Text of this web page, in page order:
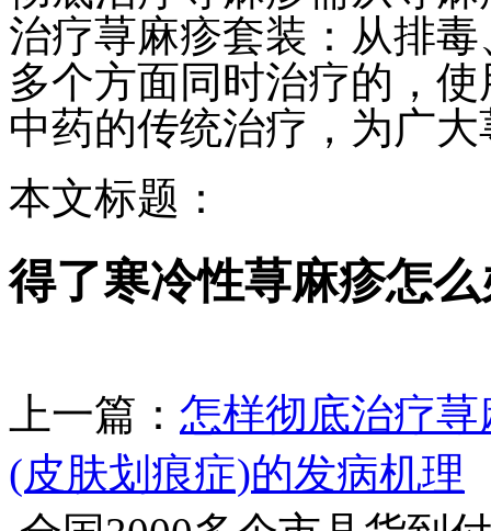
治疗荨麻疹套装：从排
多个方面同时治疗的，
中药的传统治疗，为广
本文标题：
得了寒冷性荨麻疹怎么
上一篇： 怎样彻底治疗荨
(皮肤划痕症)的发病机理